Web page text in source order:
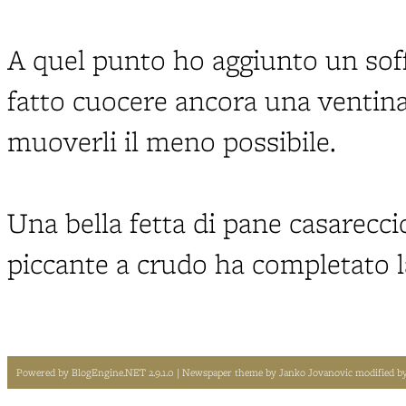
A quel punto ho aggiunto un
fatto cuocere ancora una
muoverli il meno possibile.
Una bella fetta di pane
piccante a crudo ha completato
Powered byBlogEngine.NET 2.9.1.0 | Newspaper theme byJanko Jovanovicmodified